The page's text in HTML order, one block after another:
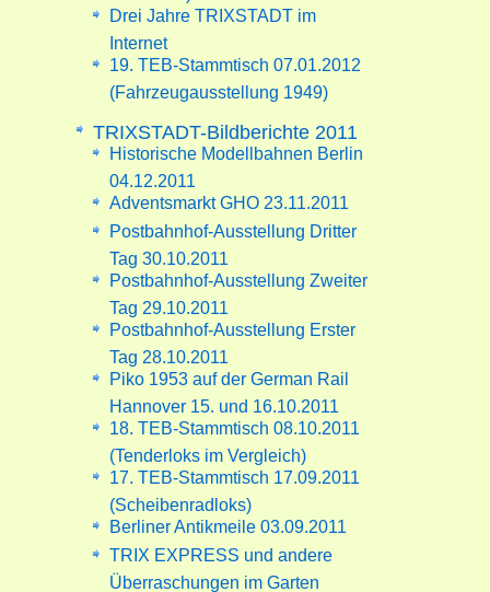
Drei Jahre TRIXSTADT im
Internet
19. TEB-Stammtisch 07.01.2012
(Fahrzeugausstellung 1949)
TRIXSTADT-Bildberichte 2011
Historische Modellbahnen Berlin
04.12.2011
Adventsmarkt GHO 23.11.2011
Postbahnhof-Ausstellung Dritter
Tag 30.10.2011
Postbahnhof-Ausstellung Zweiter
Tag 29.10.2011
Postbahnhof-Ausstellung Erster
Tag 28.10.2011
Piko 1953 auf der German Rail
Hannover 15. und 16.10.2011
18. TEB-Stammtisch 08.10.2011
(Tenderloks im Vergleich)
17. TEB-Stammtisch 17.09.2011
(Scheibenradloks)
Berliner Antikmeile 03.09.2011
TRIX EXPRESS und andere
Überraschungen im Garten